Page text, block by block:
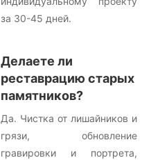
за 30-45 дней.
Делаете ли
реставрацию старых
памятников?
Да. Чистка от лишайников и
грязи, обновление
гравировки и портрета,